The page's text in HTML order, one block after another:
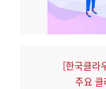
[한국클라
주요